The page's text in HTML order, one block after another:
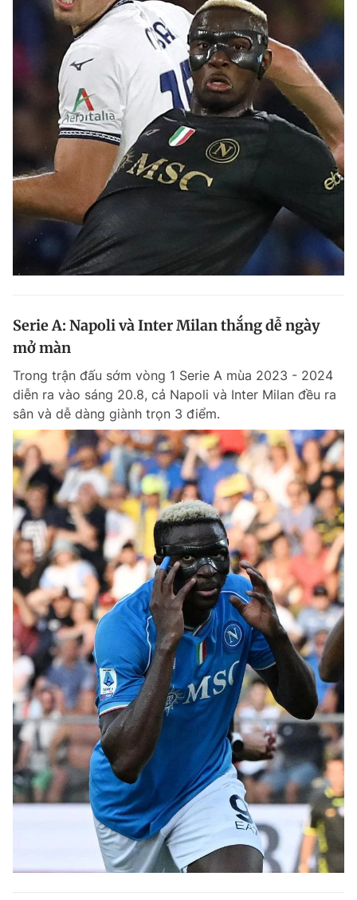
Serie A: Napoli và Inter Milan thắng dễ ngày
mở màn
Trong trận đấu sớm vòng 1 Serie A mùa 2023 - 2024
diễn ra vào sáng 20.8, cả Napoli và Inter Milan đều ra
sân và dễ dàng giành trọn 3 điểm.